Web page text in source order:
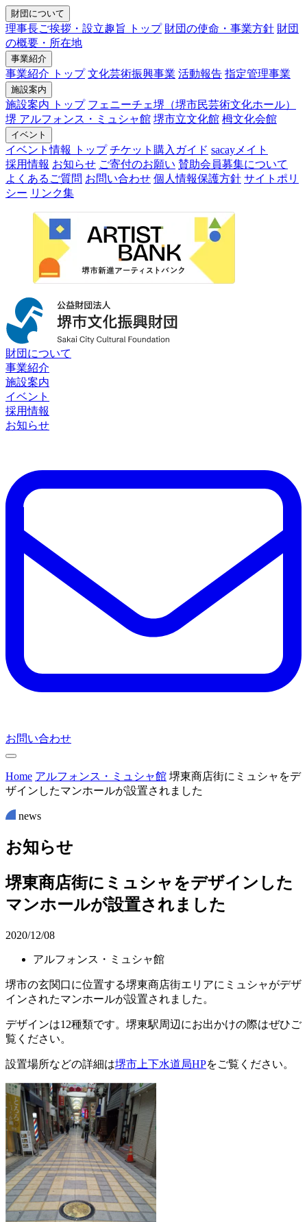
財団について
理事長ご挨拶・設立趣旨 トップ 財団の使命・事業方針 財団
の概要・所在地
事業紹介
事業紹介 トップ 文化芸術振興事業 活動報告 指定管理事業
施設案内
施設案内 トップ フェニーチェ堺（堺市民芸術文化ホール）
堺 アルフォンス・ミュシャ館 堺市立文化館 栂文化会館
イベント
イベント情報 トップ チケット購入ガイド sacayメイト
採用情報 お知らせ ご寄付のお願い 賛助会員募集について
よくあるご質問 お問い合わせ 個人情報保護方針 サイトポリ
シー リンク集
財団について
事業紹介
施設案内
イベント
採用情報
お知らせ
お問い合わせ
Home アルフォンス・ミュシャ館 堺東商店街にミュシャをデ
ザインしたマンホールが設置されました
news
お知らせ
堺東商店街にミュシャをデザインした
マンホールが設置されました
2020/12/08
アルフォンス・ミュシャ館
堺市の玄関口に位置する堺東商店街エリアにミュシャがデザ
インされたマンホールが設置されました。
デザインは12種類です。堺東駅周辺にお出かけの際はぜひご
覧ください。
設置場所などの詳細は堺市上下水道局HPをご覧ください。